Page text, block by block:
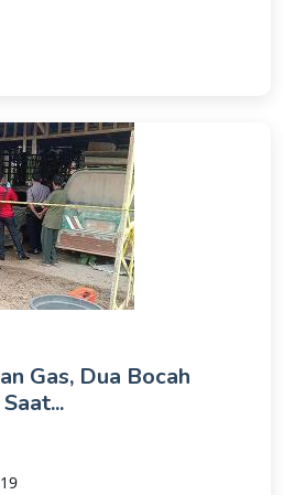
Gas, Dua Bocah